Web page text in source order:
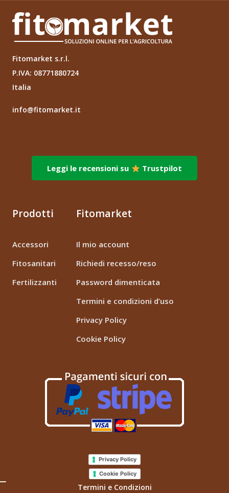
Fitomarket s.r.l.
P.IVA: 08771880724
Italia
info@fitomarket.it
Leggi le recensioni su Trustpilot
Prodotti
Accessori
Fitosanitari
Fertilizzanti
Fitomarket
Il mio account
Richiedi recesso/reso
Password dimenticata
Termini e condizioni d’uso
Privacy Policy
Cookie Policy
Privacy Policy
Cookie Policy
Termini e Condizioni